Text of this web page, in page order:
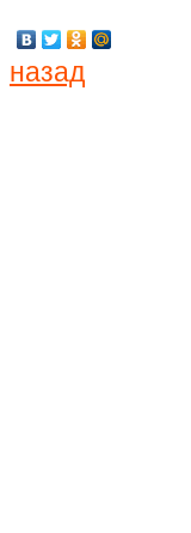
назад